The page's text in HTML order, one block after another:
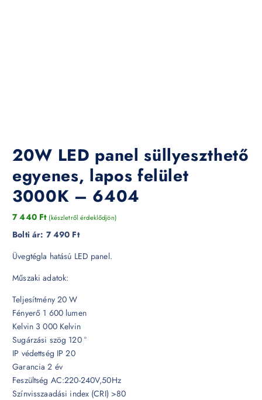
20W LED panel süllyeszthető
egyenes, lapos felület
3000K – 6404
7 440 Ft (készletről érdeklődjön)
Bolti ár: 7 490 Ft
Üvegtégla hatású LED panel.
Műszaki adatok:
Teljesítmény 20 W
Fényerő 1 600 lumen
Kelvin 3 000 Kelvin
Sugárzási szög 120 °
IP védettség IP 20
Garancia 2 év
Feszültség AC:220-240V,50Hz
Színvisszaadási index (CRI) >80